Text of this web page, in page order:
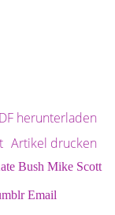
herunterladen
Artikel drucken
Bush Mike Scott
Email